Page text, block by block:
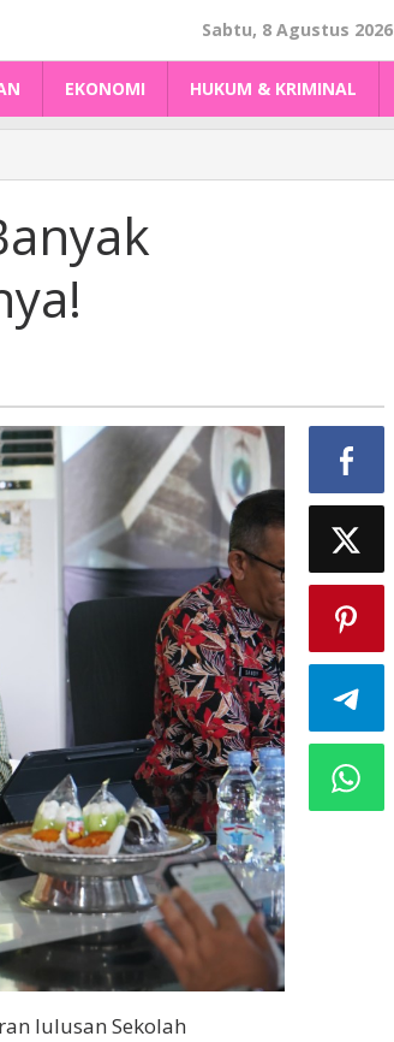
Sabtu, 8 Agustus 2026
EKONOMI HUKUM & KRIMINAL
lulusan Sekolah